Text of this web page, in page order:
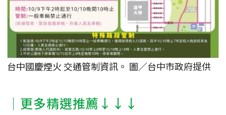
台中國慶煙火 交通管制資訊。 圖／台中市政府提供
│更多精選推薦↓↓↓